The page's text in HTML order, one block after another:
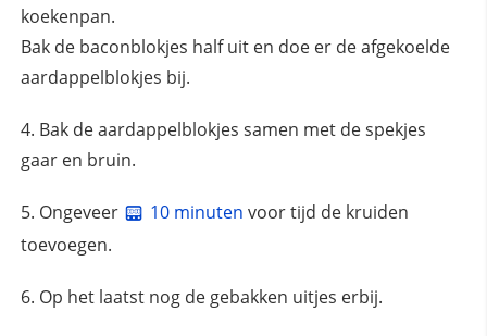
koekenpan.
Bak de baconblokjes half uit en doe er de afgekoelde
aardappelblokjes bij.
Bak de aardappelblokjes samen met de spekjes
gaar en bruin.
Ongeveer 10 minuten voor tijd de kruiden
toevoegen.
Op het laatst nog de gebakken uitjes erbij.